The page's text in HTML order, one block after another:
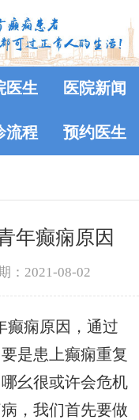
医生 医院新闻
流程 预约医生
年癫痫原因
：2021-08-02
癫痫原因，通过
是患上癫痫重复
幺很或许会危机
，我们首先要做